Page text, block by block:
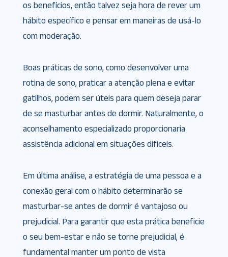
os benefícios, então talvez seja hora de rever um
hábito específico e pensar em maneiras de usá-lo
com moderação.
Boas práticas de sono, como desenvolver uma
rotina de sono, praticar a atenção plena e evitar
gatilhos, podem ser úteis para quem deseja parar
de se masturbar antes de dormir. Naturalmente, o
aconselhamento especializado proporcionaria
assistência adicional em situações difíceis.
Em última análise, a estratégia de uma pessoa e a
conexão geral com o hábito determinarão se
masturbar-se antes de dormir é vantajoso ou
prejudicial. Para garantir que esta prática beneficie
o seu bem-estar e não se torne prejudicial, é
fundamental manter um ponto de vista